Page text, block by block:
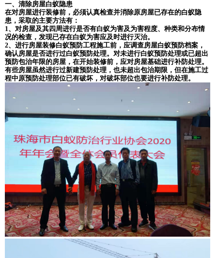
一、清除房屋白蚁隐患
在对房屋进行装修前，必须认真检查并消除原房屋已存在的白蚁隐
患，采取的主要方法有：
1、对房屋及其四周进行是否有白蚁为害及为害程度、种类和分布情
况的检查，发现已存在白蚁为害应及时进行灭治。
2、进行房屋装修白蚁预防工程施工前，应调查房屋白蚁预防档案，
确认房屋是否进行过白蚁预防处理。对未进行白蚁预防处理或已超出
预防包治年限的房屋，在开始装修前，应对房屋基础进行补防处理。
有些房屋虽然进行过新建预防处理，也未超出包治期限，但在施工过
程中原预防处理部位已有破坏，对破坏部位也要进行补防处理。